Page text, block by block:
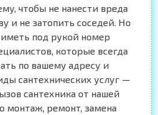
чтобы не нанести вреда
и не затопить соседей. Но
под рукой номер
которые всегда
по вашему адресу и
сантехнических услуг —
сантехника от нашей
монтаж, ремонт, замена